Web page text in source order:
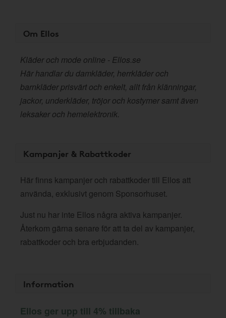
Om Ellos
Kläder och mode online - Ellos.se
Här handlar du damkläder, herrkläder och
barnkläder prisvärt och enkelt, allt från klänningar,
jackor, underkläder, tröjor och kostymer samt även
leksaker och hemelektronik.
Kampanjer & Rabattkoder
Här finns kampanjer och rabattkoder till Ellos att
använda, exklusivt genom Sponsorhuset.
Just nu har inte Ellos några aktiva kampanjer.
Återkom gärna senare för att ta del av kampanjer,
rabattkoder och bra erbjudanden.
Information
Ellos ger upp till 4% tillbaka